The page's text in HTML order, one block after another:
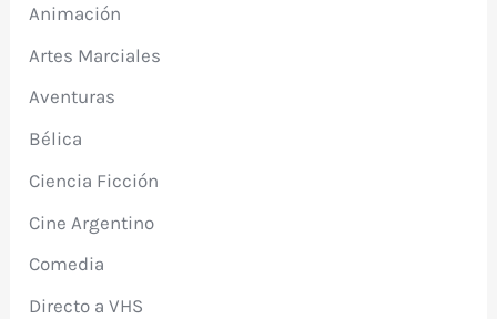
Animación
Artes Marciales
Aventuras
Bélica
Ciencia Ficción
Cine Argentino
Comedia
Directo a VHS